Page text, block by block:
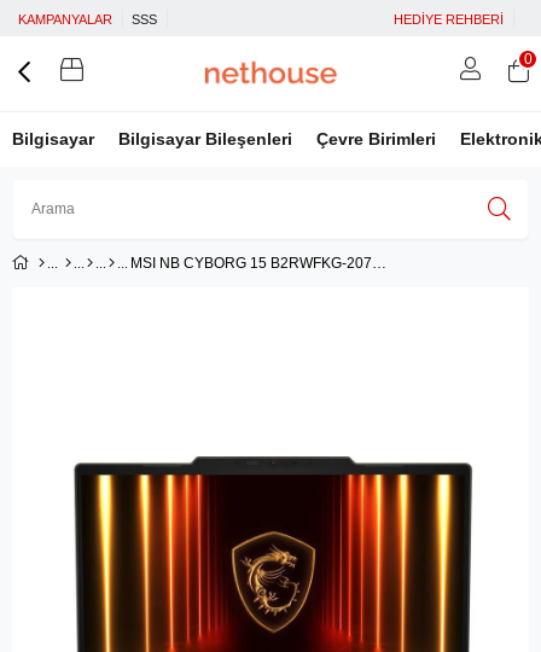
KAMPANYALAR SSS HEDİYE REHBERİ
Bilgisayar Bilgisayar Bileşenleri Çevre Birimleri
0
MSI NB CYBORG 15 B2RWFKG-207XTR CORE 5 210H 16GB DDR5 RTX5060 GDDR7 8GB 512GB SSD 15.6 FHD 144Hz DOS